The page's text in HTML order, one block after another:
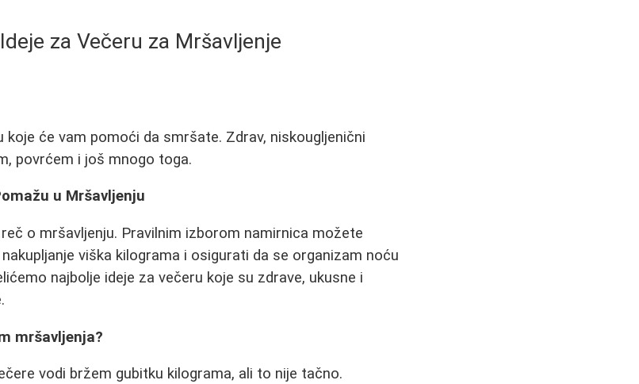
za Večeru za Mršavljenje
koje će vam pomoći da smršate. Zdrav, niskougljenični
povrćem i još mnogo toga.
u Mršavljenju
o mršavljenju. Pravilnim izborom namirnica možete
viška kilograma i osigurati da se organizam noću
najbolje ideje za večeru koje su zdrave, ukusne i
mršavljenja?
vodi bržem gubitku kilograma, ali to nije tačno.